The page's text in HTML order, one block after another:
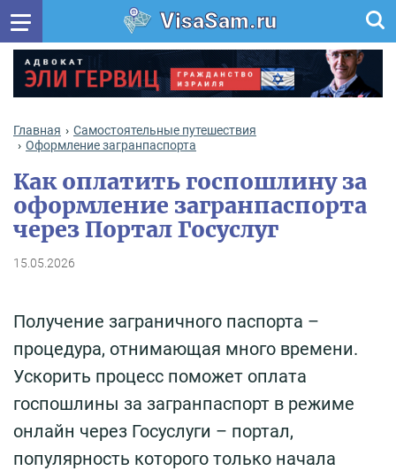
VisaSam.ru
Главная
Самостоятельные путешествия
Оформление загранпаспорта
Как оплатить госпошлину за
оформление загранпаспорта
через Портал Госуслуг
15.05.2026
Получение заграничного паспорта –
процедура, отнимающая много времени.
Ускорить процесс поможет оплата
госпошлины за загранпаспорт в режиме
онлайн через Госуслуги – портал,
популярность которого только начала